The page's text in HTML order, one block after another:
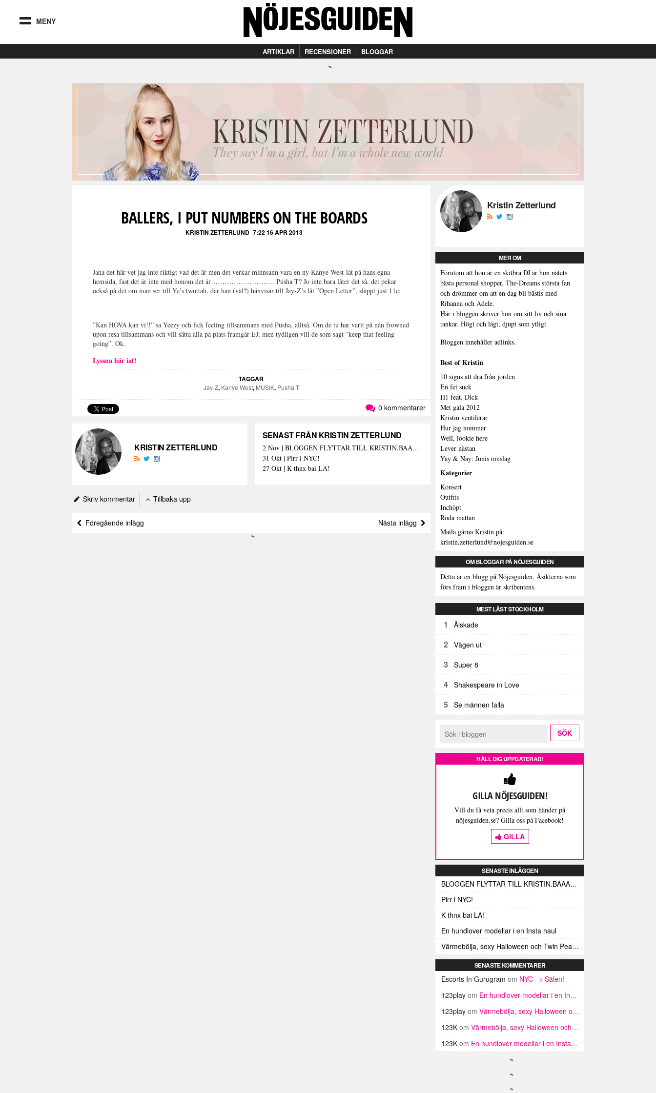
MENY
ARTIKLAR RECENSIONER BLOGGAR
BALLERS, I PUT NUMBERS ON THE BOARDS
KRISTIN ZETTERLUND 7:22 16 APR 2013
Jaha det här vet jag inte riktigt vad det är men det verkar minnsann vara en ny Kanye West-låt på hans egna
hemsida, fast det är inte med honom det är………………………. Pusha T? Jo inte bara låter det så, det pekar
också på det om man ser till Ye’s twuttah, där han (väl?) hänvisar till Jay-Z’s låt ”Open Letter”, släppt just 11e:
”Kan HOVA kan vi!!” sa Yeezy och fick feeling tillsammans med Pusha, alltså. Om de tu har varit på nån frowned
upon resa tillsammans och vill sätta alla på plats framgår EJ, men tydligen vill de som sagt ”keep that feeling
going”. Ok.
Lyssna här iaf!
TAGGAR
Jay-Z, Kanye West, MUSIK, Pusha T
0 kommentarer
KRISTIN ZETTERLUND
SENAST FRÅN KRISTIN ZETTERLUND
2 Nov | BLOGGEN FLYTTAR TILL KRISTIN.BAAAM.SE!
31 Okt | Pirr i NYC!
27 Okt | K thnx bai LA!
Skriv kommentar Tillbaka upp
Föregående inlägg Nästa inlägg
Kristin Zetterlund
MER OM
Förutom att hon är en skitbra DJ är hon nätets
bästa personal shopper, The-Dreams största fan
och drömmer om att en dag bli bästis med
Rihanna och Adele.
Här i bloggen skriver hon om sitt liv och sina
tankar. Högt och lågt, djupt som ytligt.
Bloggen innehåller adlinks.
Best of Kristin
10 signs att dra från jorden
En fet suck
H1 feat. Dick
Met gala 2012
Kristin ventilerar
Hur jag nommar
Well, lookie here
Lever nästan
Yay & Nay: Junis omslag
Kategorier
Konsert
Outfits
Inchöpt
Röda mattan
Maila gärna Kristin på:
kristin.zetterlund@nojesguiden.se
OM BLOGGAR PÅ NÖJESGUIDEN
Detta är en blogg på Nöjesguiden. Åsikterna som
förs fram i bloggen är skribentens.
MEST LÄST STOCKHOLM
1 Älskade
2 Vägen ut
3 Super 8
4 Shakespeare in Love
5 Se männen falla
HÅLL DIG UPPDATERAD!
GILLA NÖJESGUIDEN!
Vill du få veta precis allt som händer på
nöjesguiden.se? Gilla oss på Facebook!
GILLA
SENASTE INLÄGGEN
BLOGGEN FLYTTAR TILL KRISTIN.BAAAM.SE!
Pirr i NYC!
K thnx bai LA!
En hundlover modellar i en Insta haul
Värmebölja, sexy Halloween och Twin Peaks i LA!
SENASTE KOMMENTARER
Escorts In Gurugram om NYC –> Sälen!
123play om En hundlover modellar i en Insta haul
123play om Värmebölja, sexy Halloween och Twin Peaks i LA!
123K om Värmebölja, sexy Halloween och Twin Peaks i LA!
123K om En hundlover modellar i en Insta haul